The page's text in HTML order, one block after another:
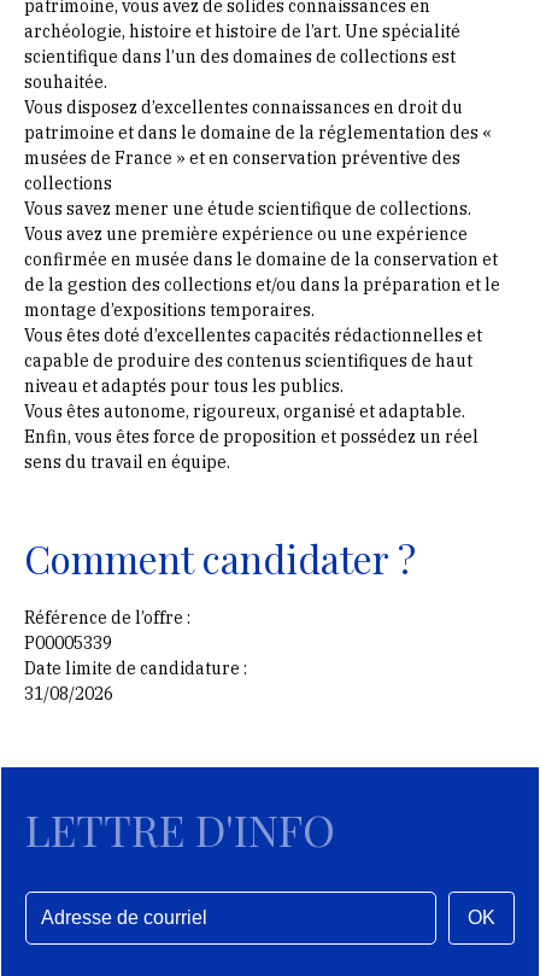
patrimoine, vous avez de solides connaissances en
archéologie, histoire et histoire de l’art. Une spécialité
scientifique dans l’un des domaines de collections est
souhaitée.
Vous disposez d’excellentes connaissances en droit du
patrimoine et dans le domaine de la réglementation des «
musées de France » et en conservation préventive des
collections
Vous savez mener une étude scientifique de collections.
Vous avez une première expérience ou une expérience
confirmée en musée dans le domaine de la conservation et
de la gestion des collections et/ou dans la préparation et le
montage d’expositions temporaires.
Vous êtes doté d’excellentes capacités rédactionnelles et
capable de produire des contenus scientifiques de haut
niveau et adaptés pour tous les publics.
Vous êtes autonome, rigoureux, organisé et adaptable.
Enfin, vous êtes force de proposition et possédez un réel
sens du travail en équipe.
Comment candidater ?
Référence de l’offre :
P00005339
Date limite de candidature :
31/08/2026
LETTRE D'INFO
OK